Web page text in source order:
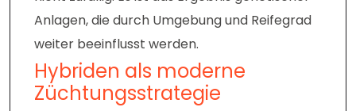
Anlagen, die durch Umgebung und Reifegrad
weiter beeinflusst werden.
Hybriden als moderne
Züchtungsstrategie